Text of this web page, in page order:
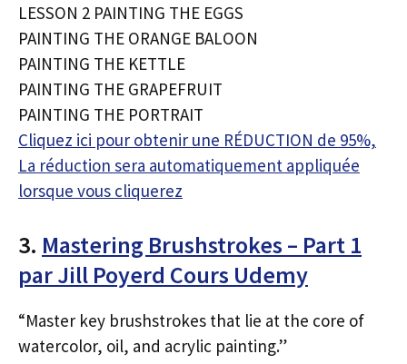
LESSON 2 PAINTING THE EGGS
PAINTING THE ORANGE BALOON
PAINTING THE KETTLE
PAINTING THE GRAPEFRUIT
PAINTING THE PORTRAIT
Cliquez ici pour obtenir une RÉDUCTION de 95%,
La réduction sera automatiquement appliquée
lorsque vous cliquerez
3. Mastering Brushstrokes – Part 1
par Jill Poyerd Cours Udemy
“Master key brushstrokes that lie at the core of
watercolor, oil, and acrylic painting.”